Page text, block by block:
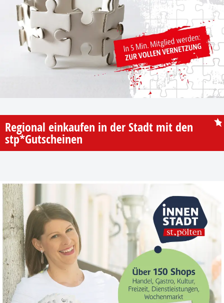
Regional einkaufen in der Stadt mit den
stp*Gutscheinen